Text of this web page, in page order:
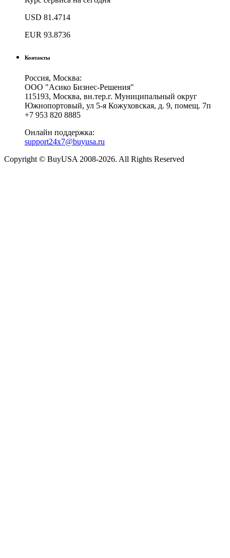
USD 81.4714
EUR 93.8736
Контакты
Россия, Москва:
ООО "Асико Бизнес-Решения"
115193, Москва, вн.тер.г. Муниципальный округ
Южнопортовый, ул 5-я Кожуховская, д. 9, помещ. 7п
+7 953 820 8885
Онлайн поддержка:
support24x7@buyusa.ru
Copyright © BuyUSA 2008-2026. All Rights Reserved